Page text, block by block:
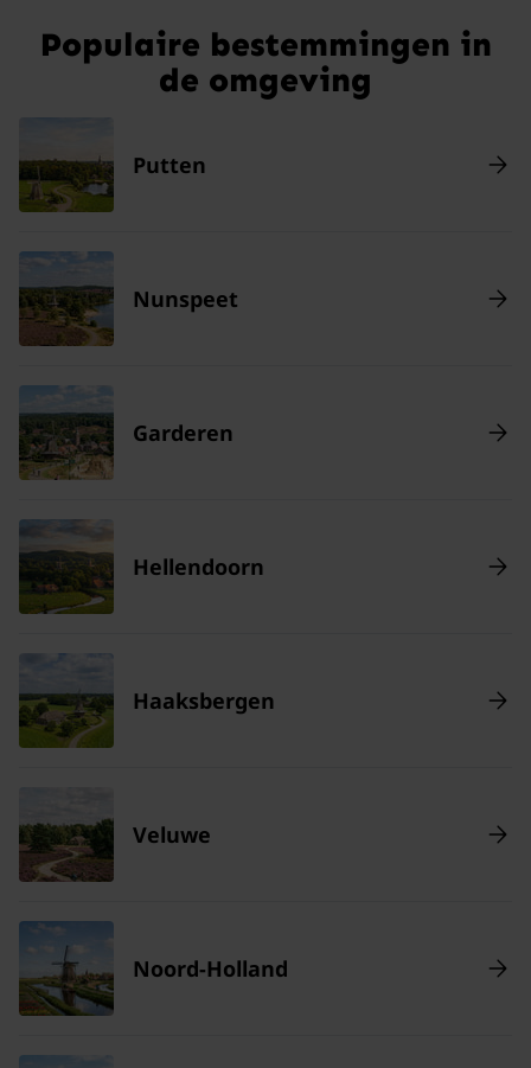
Populaire bestemmingen in
de omgeving
Putten
Nunspeet
Garderen
Hellendoorn
Haaksbergen
Veluwe
Noord-Holland